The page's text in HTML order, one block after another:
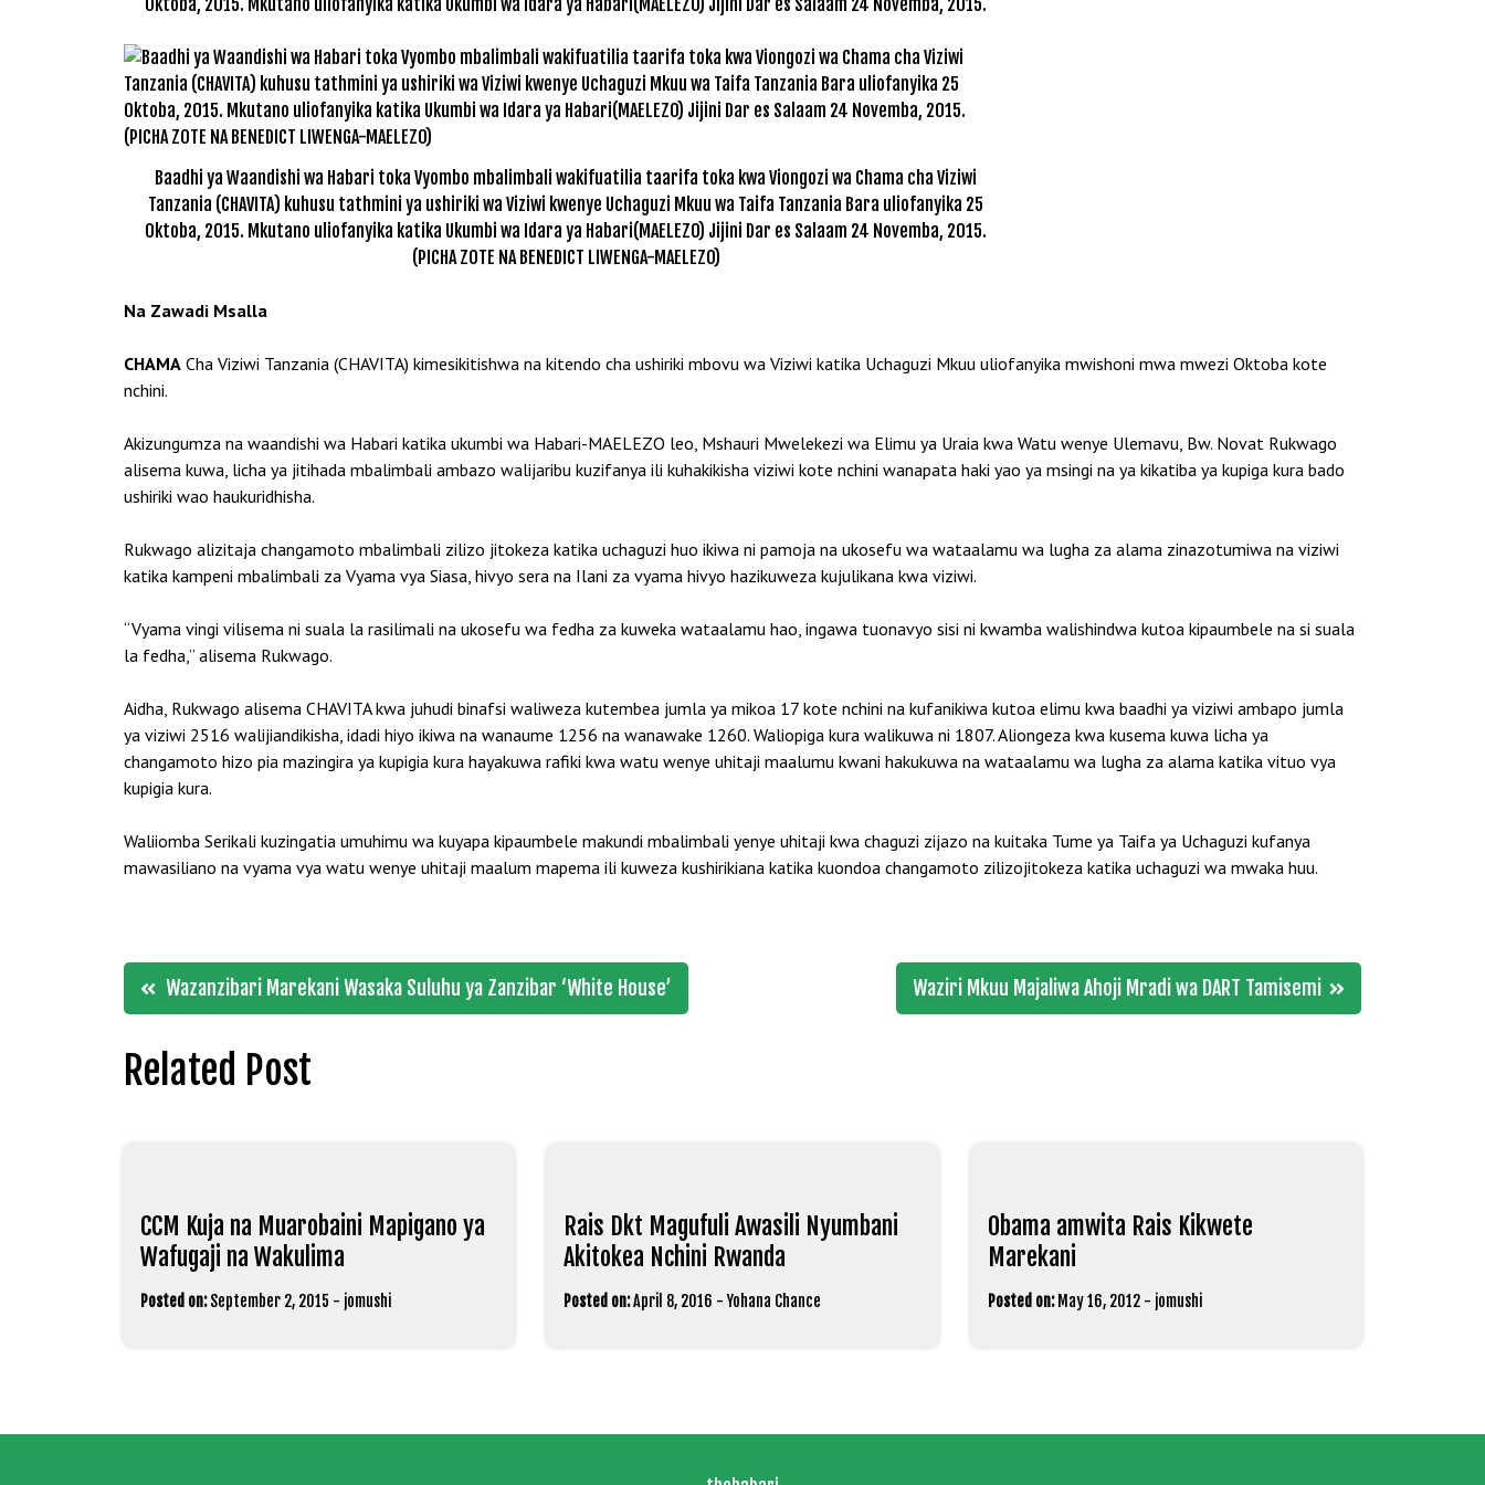
Baadhi ya Waandishi wa Habari toka Vyombo mbalimbali wakifuatilia taarifa toka kwa Viongozi wa Chama cha Viziwi
Tanzania (CHAVITA) kuhusu tathmini ya ushiriki wa Viziwi kwenye Uchaguzi Mkuu wa Taifa Tanzania Bara uliofanyika 25
Oktoba, 2015. Mkutano uliofanyika katika Ukumbi wa Idara ya Habari(MAELEZO) Jijini Dar es Salaam 24 Novemba, 2015.
(PICHA ZOTE NA BENEDICT LIWENGA-MAELEZO)
Na Zawadi Msalla
CHAMA Cha Viziwi Tanzania (CHAVITA) kimesikitishwa na kitendo cha ushiriki mbovu wa Viziwi katika Uchaguzi Mkuu uliofanyika mwishoni mwa mwezi Oktoba kote
nchini.
Akizungumza na waandishi wa Habari katika ukumbi wa Habari-MAELEZO leo, Mshauri Mwelekezi wa Elimu ya Uraia kwa Watu wenye Ulemavu, Bw. Novat Rukwago
alisema kuwa, licha ya jitihada mbalimbali ambazo walijaribu kuzifanya ili kuhakikisha viziwi kote nchini wanapata haki yao ya msingi na ya kikatiba ya kupiga kura bado
ushiriki wao haukuridhisha.
Rukwago alizitaja changamoto mbalimbali zilizo jitokeza katika uchaguzi huo ikiwa ni pamoja na ukosefu wa wataalamu wa lugha za alama zinazotumiwa na viziwi
katika kampeni mbalimbali za Vyama vya Siasa, hivyo sera na Ilani za vyama hivyo hazikuweza kujulikana kwa viziwi.
“Vyama vingi vilisema ni suala la rasilimali na ukosefu wa fedha za kuweka wataalamu hao, ingawa tuonavyo sisi ni kwamba walishindwa kutoa kipaumbele na si suala
la fedha,” alisema Rukwago.
Aidha, Rukwago alisema CHAVITA kwa juhudi binafsi waliweza kutembea jumla ya mikoa 17 kote nchini na kufanikiwa kutoa elimu kwa baadhi ya viziwi ambapo jumla
ya viziwi 2516 walijiandikisha, idadi hiyo ikiwa na wanaume 1256 na wanawake 1260. Waliopiga kura walikuwa ni 1807. Aliongeza kwa kusema kuwa licha ya
changamoto hizo pia mazingira ya kupigia kura hayakuwa rafiki kwa watu wenye uhitaji maalumu kwani hakukuwa na wataalamu wa lugha za alama katika vituo vya
kupigia kura.
Waliiomba Serikali kuzingatia umuhimu wa kuyapa kipaumbele makundi mbalimbali yenye uhitaji kwa chaguzi zijazo na kuitaka Tume ya Taifa ya Uchaguzi kufanya
mawasiliano na vyama vya watu wenye uhitaji maalum mapema ili kuweza kushirikiana katika kuondoa changamoto zilizojitokeza katika uchaguzi wa mwaka huu.
Post
navigation
Wazanzibari Marekani Wasaka Suluhu ya Zanzibar ‘White House’ Waziri Mkuu Majaliwa Ahoji Mradi wa DART Tamisemi
Related Post
CCM Kuja na Muarobaini Mapigano ya
Wafugaji na Wakulima
Posted on: September 2, 2015 - jomushi
Rais Dkt Magufuli Awasili Nyumbani
Akitokea Nchini Rwanda
Posted on:April 8, 2016 -Yohana Chance
Obama amwita Rais Kikwete
Marekani
Posted on: May 16, 2012- jomushi